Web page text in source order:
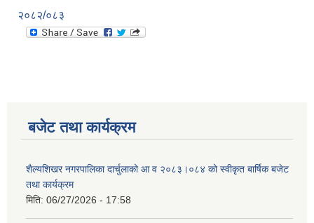
२०८२/०८३
बजेट तथा कार्यक्रम
शैल्यशिखर नगरपालिका दार्चुलाको आ व २०८३।०८४ को स्वीकृत बार्षिक बजेट
तथा कार्यक्रम
मिति: 06/27/2026 - 17:58